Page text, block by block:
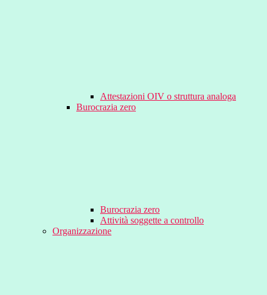
Attestazioni OIV o struttura analoga
Burocrazia zero
Burocrazia zero
Attività soggette a controllo
Organizzazione